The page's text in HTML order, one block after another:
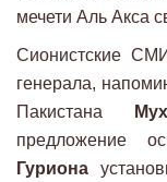
мечети Аль Акса
Сионистские
генерала,
Пакистана
предложение
Гуриона